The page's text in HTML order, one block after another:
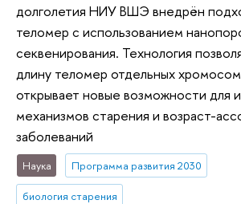
долголетия НИУ ВШЭ внедрён
теломер с использованием
секвенирования. Технология
длину теломер отдельных
открывает новые возможности для
механизмов старения и возраст-
заболеваний
Наука Программа развития 2030
биология старения